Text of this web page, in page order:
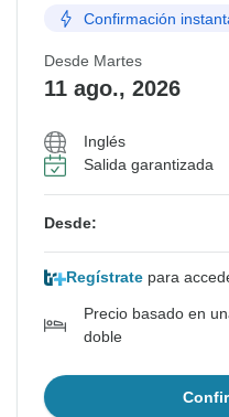
Confirmación
Desde Martes
11 ago., 2026
Inglés
Salida garantizada
Desde:
Regístrate para
Precio basado en
doble